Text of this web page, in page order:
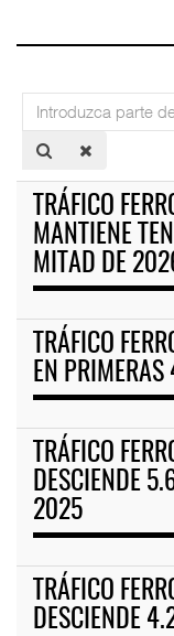
Introduzca
parte
del
TRÁFICO
MANTIENE
MITAD DE
TRÁFICO
EN
TRÁFICO
DESCIENDE
2025
TRÁFICO
DESCIENDE